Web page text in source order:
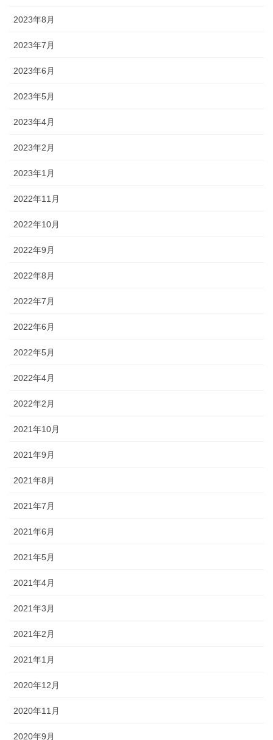
2023年8月
2023年7月
2023年6月
2023年5月
2023年4月
2023年2月
2023年1月
2022年11月
2022年10月
2022年9月
2022年8月
2022年7月
2022年6月
2022年5月
2022年4月
2022年2月
2021年10月
2021年9月
2021年8月
2021年7月
2021年6月
2021年5月
2021年4月
2021年3月
2021年2月
2021年1月
2020年12月
2020年11月
2020年9月